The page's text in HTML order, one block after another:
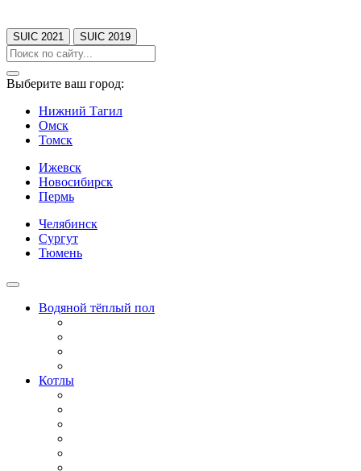
SUIC 2021 SUIC 2019
Выберите ваш город:
Нижний Тагил
Омск
Томск
Ижевск
Новосибирск
Пермь
Челябинск
Сургут
Тюмень
Водяной тёплый пол
Котлы